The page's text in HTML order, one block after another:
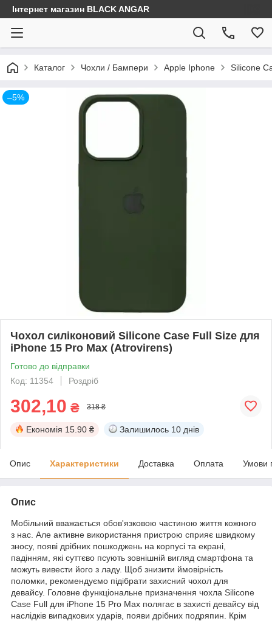
Інтернет магазин BLACK ANGAR
Каталог Чохли / Бампери Apple Iphone Silicone
–5%
Чохол силіконовий Silicone Case Full Size для
iPhone 15 Pro Max (Atrovirens)
Готово до відправки
Код: 11354
Роздріб
302,10 ₴ 318 ₴
Економія 15.90 ₴ Залишилось 10 днів
Опис Характеристики Доставка Оплата Умови
Опис
Мобільний вважається обов'язковою частиною життя кожного
з нас. Але активне використання пристрою сприяє швидкому
зносу, появі дрібних пошкоджень на корпусі та екрані,
падінням, які суттєво псують зовнішній вигляд смартфона та
можуть вивести його з ладу. Щоб знизити ймовірність
поломки, рекомендуємо підібрати захисний чохол для
девайсу. Головне функціональне призначення чохла Silicone
Case Full для iPhone 15 Pro Max полягає в захисті девайсу від
наслідків випадкових ударів, появи дрібних подряпин. Крім